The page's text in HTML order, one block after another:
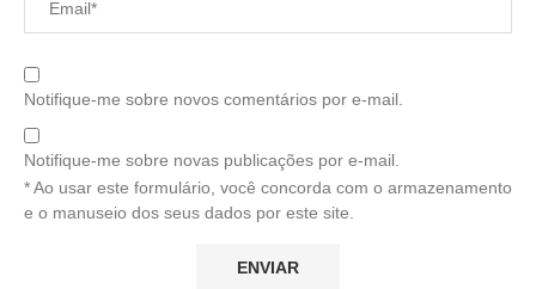
Notifique-me sobre novos comentários por e-mail.
Notifique-me sobre novas publicações por e-mail.
* Ao usar este formulário, você concorda com o armazenamento
e o manuseio dos seus dados por este site.